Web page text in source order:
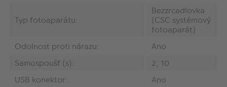
Typ fotoaparátu:
Bezzrcadlovka
(CSC systémový
fotoaparát)
Odolnost proti nárazu:
Ano
Samospoušť (s):
2, 10
USB konektor:
Ano